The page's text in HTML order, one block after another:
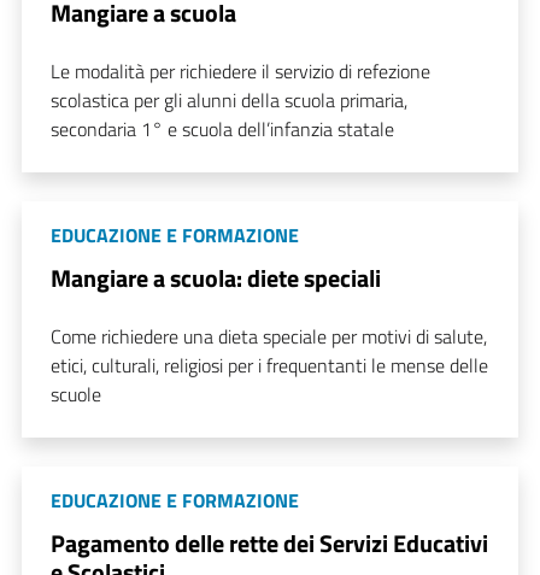
Mangiare a scuola
Le modalità per richiedere il servizio di refezione
scolastica per gli alunni della scuola primaria,
secondaria 1° e scuola dell’infanzia statale
EDUCAZIONE E FORMAZIONE
Mangiare a scuola: diete speciali
Come richiedere una dieta speciale per motivi di salute,
etici, culturali, religiosi per i frequentanti le mense delle
scuole
EDUCAZIONE E FORMAZIONE
Pagamento delle rette dei Servizi Educativi